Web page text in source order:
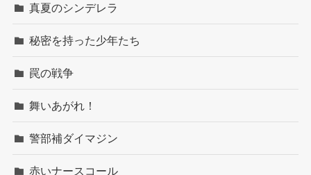
真夏のシンデレラ
秘密を持った少年たち
罠の戦争
舞いあがれ！
警部補ダイマジン
赤いナースコール